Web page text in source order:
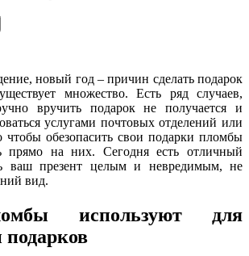
новый год – причин сделать подарок
множество. Есть ряд случаев,
вручить подарок не получается и
услугами почтовых отделений или
чтобы обезопасить свои подарки пломбы
прямо на них. Сегодня есть отличный
ваш презент целым и невредимым, не
вид.
используют для